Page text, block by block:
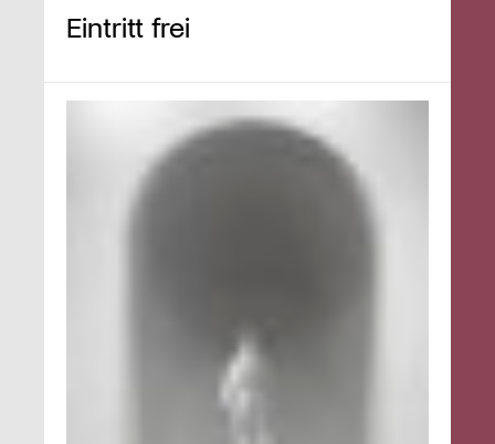
Eintritt frei